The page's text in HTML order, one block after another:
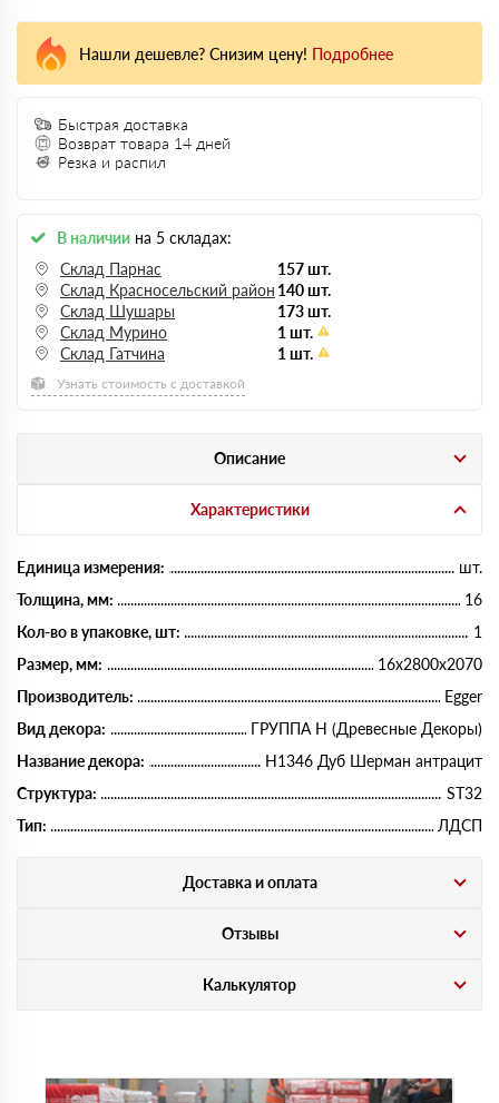
Быстрая доставка
Возврат товара 14 дней
Резка и распил
В наличии на 5 складах:
Склад Парнас
157 шт.
Склад Красносельский район 140 шт.
Склад Шушары
173 шт.
Склад Мурино
1 шт.
Склад Гатчина
1 шт.
Узнать стоимость с доставкой
Нашли дешевле? Снизим цену! Подробнее
Описание
Характеристики
Единица измерения:
шт.
Толщина, мм:
16
Кол-во в упаковке, шт:
1
Размер, мм:
16х2800х2070
Производитель:
Egger
Вид декора:
ГРУППА Н (Древесные Декоры)
Название декора:
H1346 Дуб Шерман антрацит
Структура:
ST32
Тип:
ЛДСП
Доставка и оплата
Отзывы
Калькулятор